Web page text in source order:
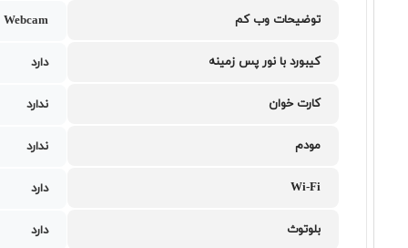
توضیحات وب کم
کیبورد با نور پس زمینه دارد
کارت خوان ندارد
مودم ندارد
Wi-Fi دارد
بلوتوث دارد